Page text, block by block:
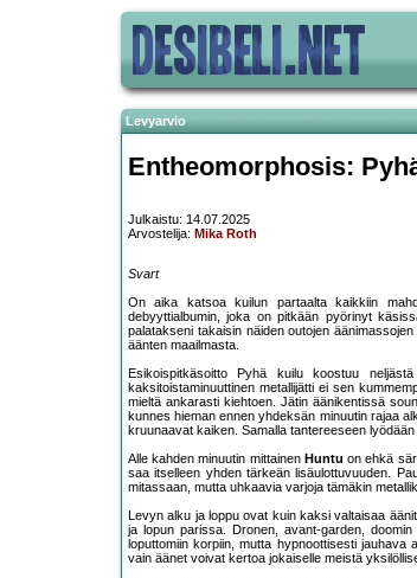
Levyarvio
Entheomorphosis:
Julkaistu: 14.07.2025
Arvostelija: Mika Roth
Svart
On aika katsoa kuilun partaalta kaikkiin
debyyttialbumin, joka on pitkään pyörinyt
palatakseni takaisin näiden outojen
äänten maailmasta.
Esikoispitkäsoitto Pyhä kuilu koostuu
kaksitoistaminuuttinen metallijätti ei sen
mieltä ankarasti kiehtoen. Jätin äänikentissä
kunnes hieman ennen yhdeksän minuutin rajaa
kruunaavat kaiken. Samalla tantereeseen
Alle kahden minuutin mittainen Huntu on ehkä
saa itselleen yhden tärkeän lisäulottuvuuden.
mitassaan, mutta uhkaavia varjoja tämäkin
Levyn alku ja loppu ovat kuin kaksi valtaisaa
ja lopun parissa. Dronen, avant-garden,
loputtomiin korpiin, mutta hypnoottisesti jauhava
vain äänet voivat kertoa jokaiselle meistä